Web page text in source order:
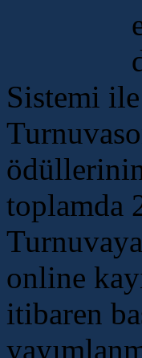
Sistemi
toplamda
online
itibaren